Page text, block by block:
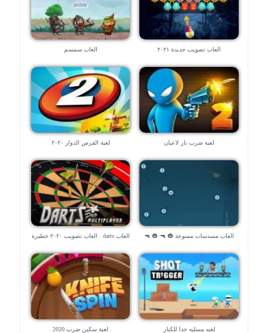
العاب تصويب جديدة ٢٠٢١ العاب سمسم
لعبة ضرب نار لاعبان لعبة القرص الدوار ٢٠٢٠
العاب مسدسات ممنوعة 🎃 🔫 🎃 🔫 العاب darts . العاب تصويب ٢٠٢٠ خطيرة
لعبه مسليه جدا للكبار لعبة سكين ضرب 2020